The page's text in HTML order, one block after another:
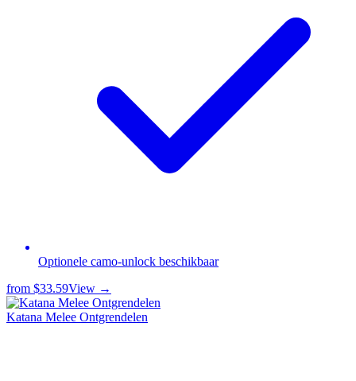
Optionele camo-unlock beschikbaar
from $33.59View →
Katana Melee Ontgrendelen